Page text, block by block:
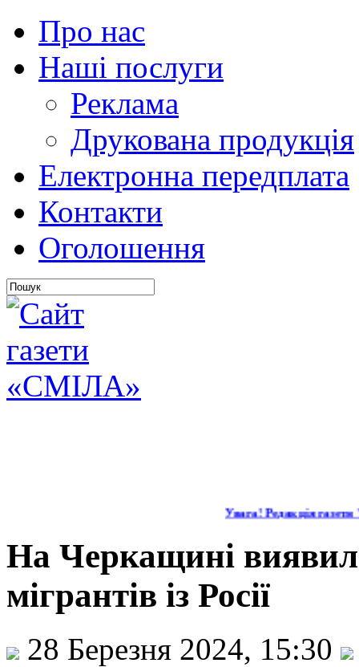
Про нас
Наші послуги
Реклама
Друкована продукція
Електронна передплата
Контакти
Оголошення
Увага! Редакція газети
На Черкащині
мігрантів із Росії
28 Березня 2024, 15:30